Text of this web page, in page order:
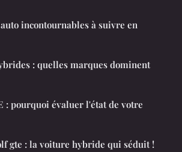
incontournables à suivre en
: quelles marques dominent
: pourquoi évaluer l'état de votre
gte : la voiture hybride qui séduit !